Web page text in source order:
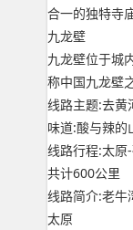
合一的独特寺庙
九龙壁
九龙壁位于城
称中国九龙壁
线路主题:去黄
味道:酸与辣的
线路行程:太原
共计600公里
线路简介:老牛
太原